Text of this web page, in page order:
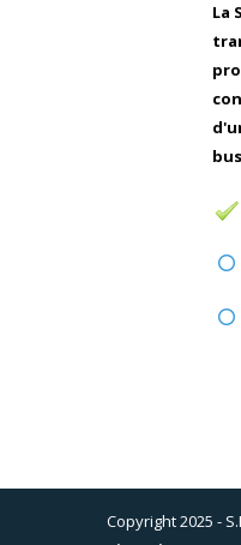
La
Copyright 2025 -